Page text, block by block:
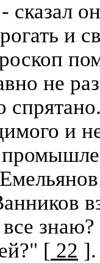
сказал
и
не
и
знаю?
[ 22 ].